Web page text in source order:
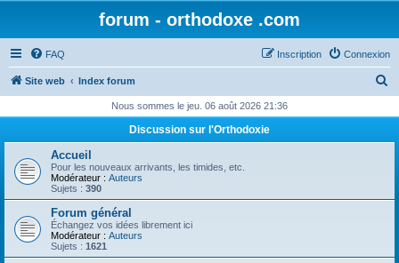
forum - orthodoxe .com
FAQ Connexion
Inscription
Site web Index forum
h
Nous sommes le jeu. 06 août 2026 21:36
Discussion sur l'Orthodoxie
Accueil
Pour les nouveaux arrivants, les timides, etc.
Modérateur : Auteurs
Sujets : 390
Forum général
Échangez vos idées librement ici
Modérateur : Auteurs
Sujets : 1621